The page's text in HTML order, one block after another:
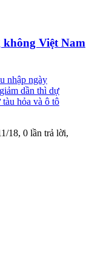
Việt Nam
nhập ngày
dần thì dự
hỏa và ô tô
18, 0 lần trả lời,